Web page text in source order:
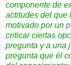
componente de
actitudes del que
motivado por un
criticar ciertas
pregunta y a una
pregunta que él